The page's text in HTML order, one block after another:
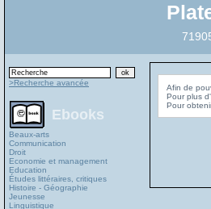
>Recherche avancée
Ebooks
Beaux-arts
Communication
Droit
Economie et management
Education
Études littéraires, critiques
Histoire - Géographie
Jeunesse
Linguistique
Afin de
Pour plus